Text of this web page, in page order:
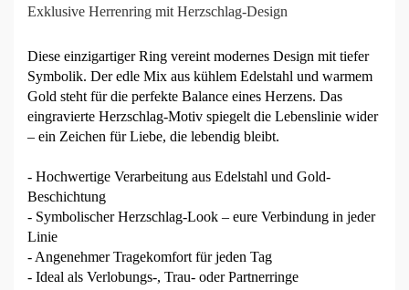
Exklusive Herrenring mit Herzschlag-Design
Diese einzigartiger Ring vereint modernes Design mit tiefer
Symbolik. Der edle Mix aus kühlem Edelstahl und warmem
Gold steht für die perfekte Balance eines Herzens. Das
eingravierte Herzschlag-Motiv spiegelt die Lebenslinie wider
– ein Zeichen für Liebe, die lebendig bleibt.
- Hochwertige Verarbeitung aus Edelstahl und Gold-
Beschichtung
- Symbolischer Herzschlag-Look – eure Verbindung in jeder
Linie
- Angenehmer Tragekomfort für jeden Tag
- Ideal als Verlobungs-, Trau- oder Partnerringe